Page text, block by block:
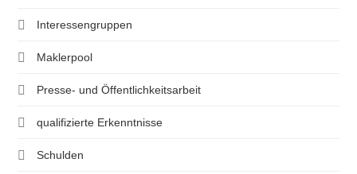
Interessengruppen
Maklerpool
Presse- und Öffentlichkeitsarbeit
qualifizierte Erkenntnisse
Schulden